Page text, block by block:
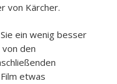
von Kärcher.
ein wenig besser
den
etwas